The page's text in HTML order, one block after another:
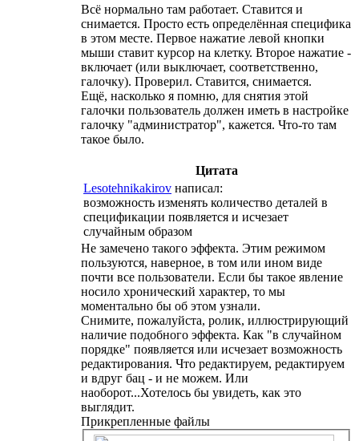
Всё нормально там работает. Ставится и
снимается. Просто есть определённая специфика
в этом месте. Первое нажатие левой кнопки
мыши ставит курсор на клетку. Второе нажатие -
включает (или выключает, соответственно,
галочку). Проверил. Ставится, снимается.
Ещё, насколько я помню, для снятия этой
галочки пользователь должен иметь в настройке
галочку "администратор", кажется. Что-то там
такое было.
Цитата
Lesotehnikakirov написал:
возможность изменять количество деталей в
спецификации появляется и исчезает
случайным образом
Не замечено такого эффекта. Этим режимом
пользуются, наверное, в том или ином виде
почти все пользователи. Если бы такое явление
носило хронический характер, то мы
моментально бы об этом узнали.
Снимите, пожалуйста, ролик, иллюстрирующий
наличие подобного эффекта. Как "в случайном
порядке" появляется или исчезает возможность
редактирования. Что редактируем, редактируем
и вдруг бац - и не можем. Или
наоборот...Хотелось бы увидеть, как это
выглядит.
Прикрепленные файлы